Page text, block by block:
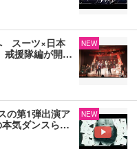
スーツ×日本
戒援隊編が開…
NEW
の第1弾出演ア
本気ダンスら…
NEW